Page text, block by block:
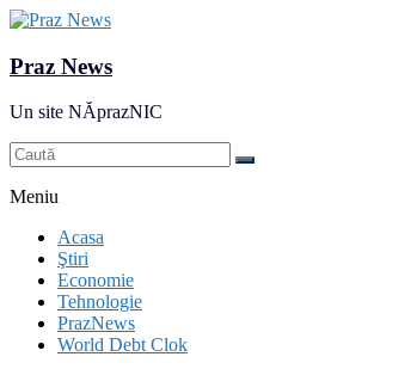
Praz News
Un site NĂprazNIC
Meniu
Acasa
Ştiri
Economie
Tehnologie
PrazNews
World Debt Clok